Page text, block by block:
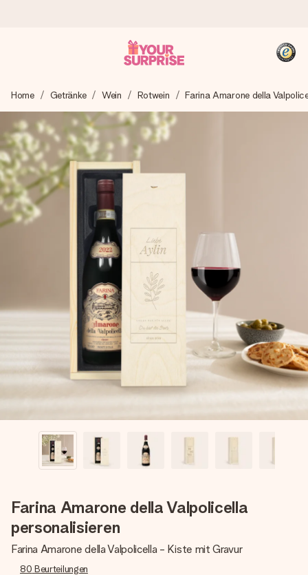
Wir bereiten dein Geschenk sorgfältig vor und schicken es
blitzschnell – damit du es genau zum richtigen Zeitpunkt
überreichen kannst, wenn es am meisten zählt.
4,8 (basierend auf +15.000 Bewertungen)
Unsere Geschenke begeistern. Kunden bewerten uns mit
4,8 bei Google Reviews (Gesamtergebnis aller Länder, in
die wir versenden).
+49 39292 929695
Montag - Freitag : 8:30 - 17:00 Uhr
Samstag - Sonntag : 8:30 - 13:00 Uhr
Home Getränke Wein Rotwein Farina Amarone della
Farina Amarone della Valpolicella
personalisieren
Farina Amarone della Valpolicella - Kiste mit Gravur
80 Beurteilungen